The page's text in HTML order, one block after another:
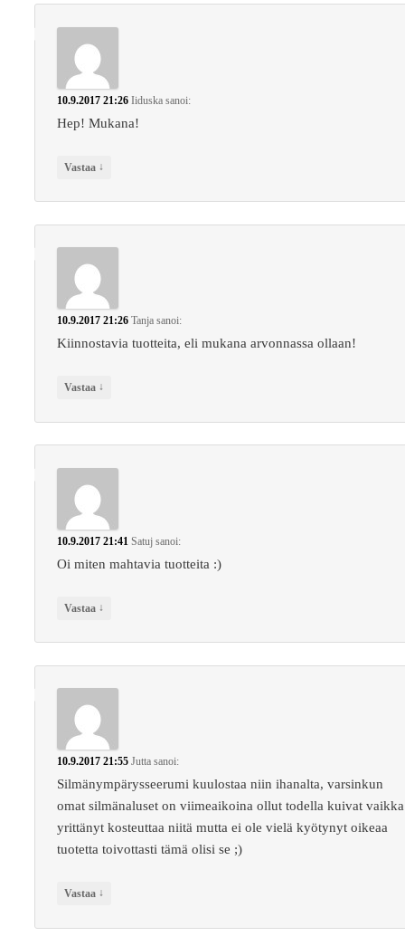
10.9.2017 21:26 Iiduska sanoi:
Hep! Mukana!
Vastaa ↓
10.9.2017 21:26 Tanja sanoi:
Kiinnostavia tuotteita, eli mukana arvonnassa ollaan!
Vastaa ↓
10.9.2017 21:41 Satuj sanoi:
Oi miten mahtavia tuotteita :)
Vastaa ↓
10.9.2017 21:55 Jutta sanoi:
Silmänympärysseerumi kuulostaa niin ihanalta, varsinkun
omat silmänaluset on viimeaikoina ollut todella kuivat vaikka
yrittänyt kosteuttaa niitä mutta ei ole vielä kyötynyt oikeaa
tuotetta toivottasti tämä olisi se ;)
Vastaa ↓